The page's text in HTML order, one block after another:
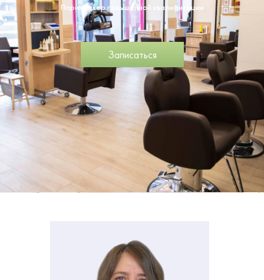
Парикмахер повышенной квалификации
Записаться